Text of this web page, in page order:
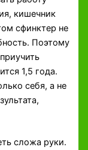
кишечник
сфинктер не
Поэтому
1,5 года.
себя, а не
сложа руки.